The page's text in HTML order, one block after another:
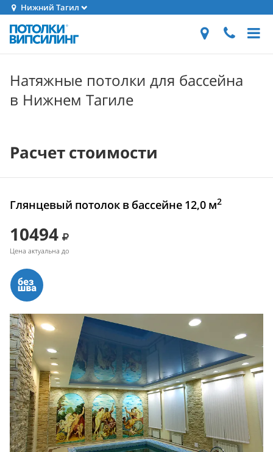
Нижний Тагил
Натяжные потолки для бассейна
в Нижнем Тагиле
Расчет стоимости
Глянцевый потолок в бассейне 12,0 м2
10494
Цена актуальна до